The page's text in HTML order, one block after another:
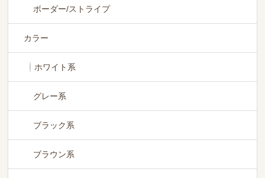
ボーダー/ストライプ
カラー
ホワイト系
グレー系
ブラック系
ブラウン系